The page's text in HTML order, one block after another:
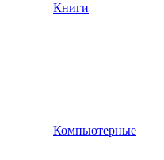
Книги
Компьютерные